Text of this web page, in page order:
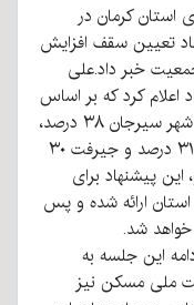
استان کرمان در
تعیین سقف افزایش
علی
اعلام کرد که بر اساس
آن، سقف مجاز افزایش سالانه اجاره‌بها در شهر سیرجان ۳۸ درصد،
کرمان ۳۵ درصد، رفسنجان ۳۴ درصد، بم ۳۱ درصد و جیرفت ۳۰
پیشنهاد برای
ارائه شده و پس
خواهد شد.
این جلسه به
ملی مسکن نیز